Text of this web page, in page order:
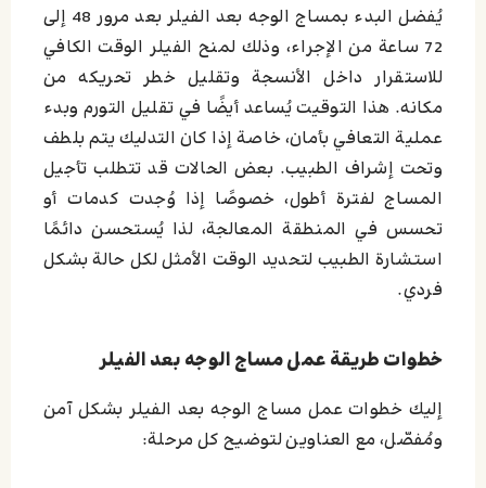
يُفضل البدء بمساج الوجه بعد الفيلر بعد مرور 48 إلى
72 ساعة من الإجراء، وذلك لمنح الفيلر الوقت الكافي
للاستقرار داخل الأنسجة وتقليل خطر تحريكه من
مكانه. هذا التوقيت يُساعد أيضًا في تقليل التورم وبدء
عملية التعافي بأمان، خاصة إذا كان التدليك يتم بلطف
وتحت إشراف الطبيب. بعض الحالات قد تتطلب تأجيل
المساج لفترة أطول، خصوصًا إذا وُجدت كدمات أو
تحسس في المنطقة المعالجة، لذا يُستحسن دائمًا
استشارة الطبيب لتحديد الوقت الأمثل لكل حالة بشكل
فردي.
خطوات طريقة عمل مساج الوجه بعد الفيلر
إليك خطوات عمل مساج الوجه بعد الفيلر بشكل آمن
ومُفصّل، مع العناوين لتوضيح كل مرحلة: